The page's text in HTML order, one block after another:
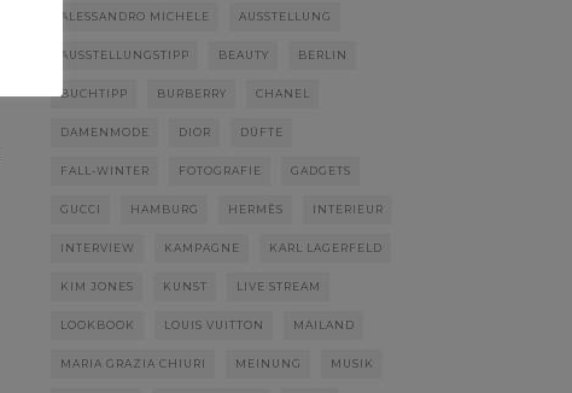
ALESSANDRO MICHELE AUSSTELLUNG
AUSSTELLUNGSTIPP BEAUTY BERLIN
BUCHTIPP BURBERRY CHANEL
DAMENMODE DIOR DÜFTE
FALL-WINTER FOTOGRAFIE GADGETS
GUCCI HAMBURG HERMÈS INTERIEUR
INTERVIEW KAMPAGNE KARL LAGERFELD
KIM JONES KUNST LIVE STREAM
LOOKBOOK LOUIS VUITTON MAILAND
MARIA GRAZIA CHIURI MEINUNG MUSIK